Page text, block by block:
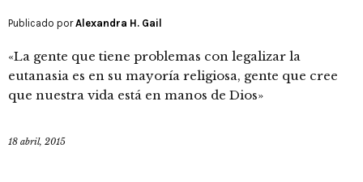
Publicado porAlexandra H. Gail
«La gente que tiene problemas con legalizar la
eutanasia es en su mayoría religiosa, gente que cree
que nuestra vida está en manos de Dios»
18 abril, 2015